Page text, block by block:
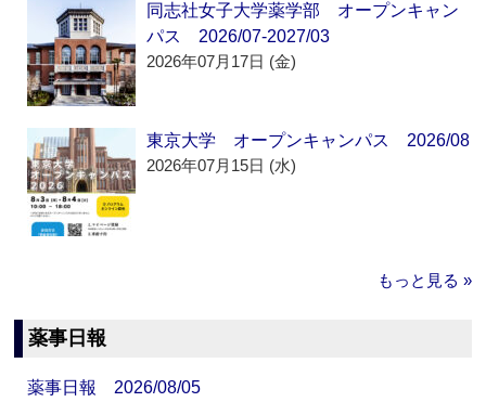
同志社女子大学薬学部 オープンキャン
パス 2026/07-2027/03
2026年07月17日 (金)
東京大学 オープンキャンパス 2026/08
2026年07月15日 (水)
もっと見る »
薬事日報
薬事日報 2026/08/05